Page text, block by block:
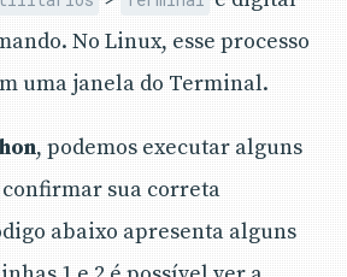
No Linux, esse processo
uma janela do Terminal.
, podemos executar alguns
sua correta
abaixo apresenta alguns